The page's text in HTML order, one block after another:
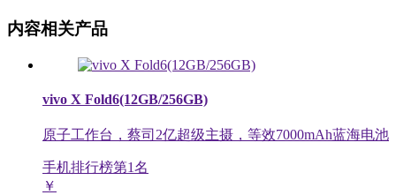
内容相关产品
vivo X Fold6(12GB/256GB)
原子工作台，蔡司2亿超级主摄，等效7000mAh蓝海电池
手机排行榜第1名
￥